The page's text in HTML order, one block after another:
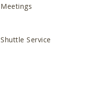
Meetings
Shuttle Service